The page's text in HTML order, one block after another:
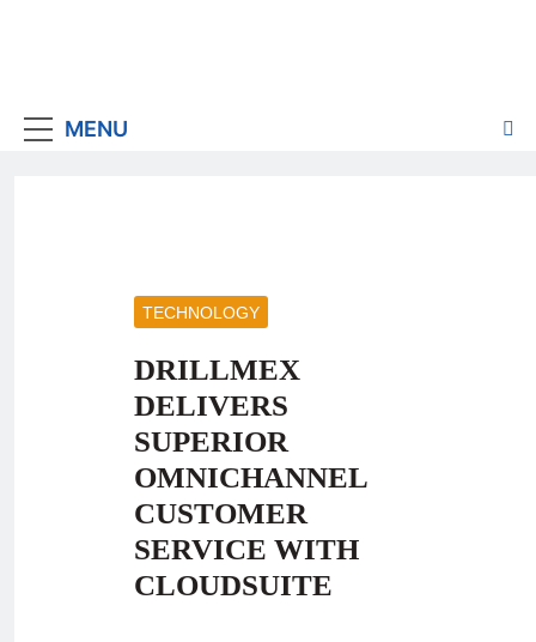
MENU
TECHNOLOGY
DRILLMEX
DELIVERS
SUPERIOR
OMNICHANNEL
CUSTOMER
SERVICE WITH
CLOUDSUITE